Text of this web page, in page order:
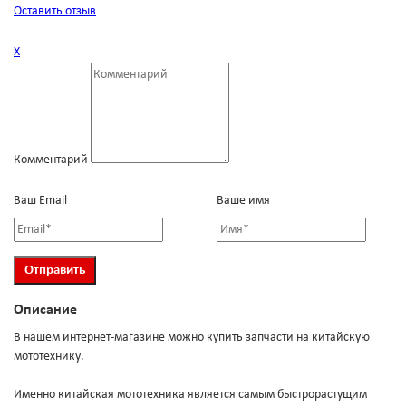
Оставить отзыв
Х
Комментарий
Ваш Email Ваше имя
Описание
В нашем интернет-магазине можно купить запчасти на китайскую
мототехнику.
Именно китайская мототехника является самым быстрорастущим